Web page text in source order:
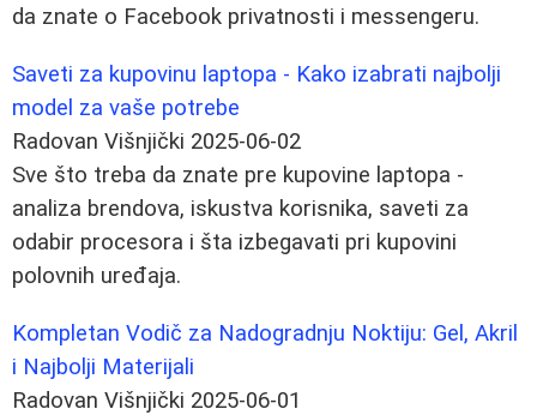
da znate o Facebook privatnosti i messengeru.
Saveti za kupovinu laptopa - Kako izabrati najbolji
model za vaše potrebe
Radovan Višnjički 2025-06-02
Sve što treba da znate pre kupovine laptopa -
analiza brendova, iskustva korisnika, saveti za
odabir procesora i šta izbegavati pri kupovini
polovnih uređaja.
Kompletan Vodič za Nadogradnju Noktiju: Gel, Akril
i Najbolji Materijali
Radovan Višnjički 2025-06-01